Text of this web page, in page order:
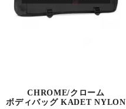
CHROME/クローム
ボディバッグ KADET NYLON